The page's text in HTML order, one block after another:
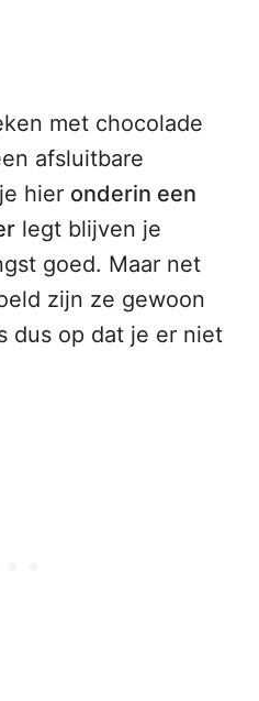
met chocolade
afsluitbare
hier onderin een
legt blijven je
goed. Maar net
zijn ze gewoon
dus op dat je er niet